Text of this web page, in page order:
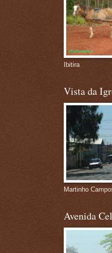
Ibitira
Vista da
Martinho
Avenida